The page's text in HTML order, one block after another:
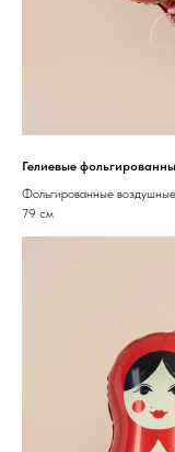
Гелиевые
Фольгированные
79 см